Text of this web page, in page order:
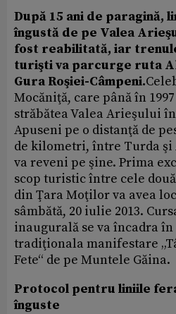
După 15 ani de paragină,
îngustă de pe Valea
fost reabilitată, iar
turişti va parcurge ruta
Gura Roşiei-Câmpeni.
Mocăniţă, care până în 1997
străbătea Valea Arieşului
Apuseni pe o distanţă de
de kilometri, între Turda şi
va reveni pe şine. Prima
scop turistic între cele
din Ţara Moţilor va avea loc
sâmbătă, 20 iulie 2013.
inaugurală se va încadra în
tradiţionala manifestare
Fete“ de pe Muntele Găina.
Protocol pentru liniile
înguste